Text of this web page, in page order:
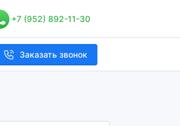
+7 (952) 892-11-30
Заказать звонок